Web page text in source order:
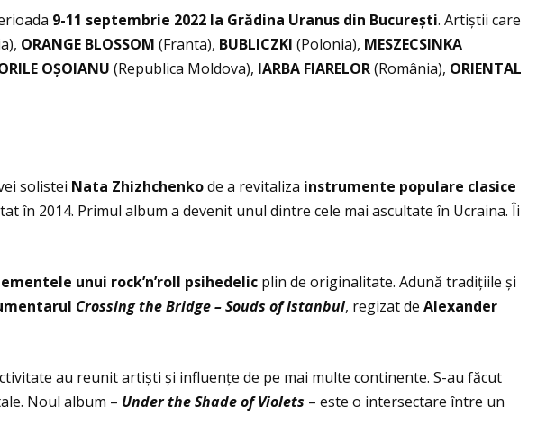
9-11 septembrie 2022 la Grădina Uranus din București. Artiștii care
ORANGE BLOSSOM (Franta), BUBLICZKI (Polonia), MESZECSINKA
OŞOIANU (Republica Moldova), IARBA FIARELOR(România), ORIENTAL
solistei Nata Zhizhchenkode a revitaliza instrumente populare clasice
în 2014. Primul album a devenit unul dintre cele mai ascultate în Ucraina. Îi
unui rock’n’roll psihedelic plin de originalitate. Adună tradiţiile și
Crossing the Bridge – Souds of Istanbul, regizat de Alexander
au reunit artiști și influenţe de pe mai multe continente. S-au făcut
Noul album – Under the Shade of Violets – este o intersectare între un